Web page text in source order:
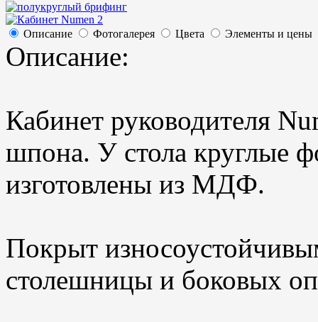
Описание Фотогалерея Цвета Элементы и цены
Описание:
Кабинет руководителя
шпона. У стола круглые
изготовлены из МДФ.
Покрыт
столешницы и боковых